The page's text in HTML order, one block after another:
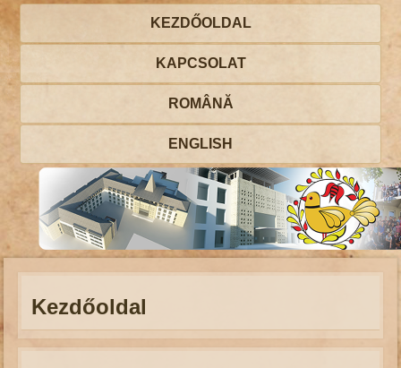
KEZDŐOLDAL
KAPCSOLAT
ROMÂNĂ
ENGLISH
Kezdőoldal